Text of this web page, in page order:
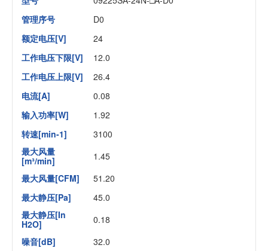
管理序号
D0
额定电压[V]
24
工作电压下限[V]
12.0
工作电压上限[V]
26.4
电流[A]
0.08
输入功率[W]
1.92
转速[min-1]
3100
最大风量
[m³/min]
1.45
最大风量[CFM]
51.20
最大静压[Pa]
45.0
最大静压[In
H2O]
0.18
噪音[dB]
32.0